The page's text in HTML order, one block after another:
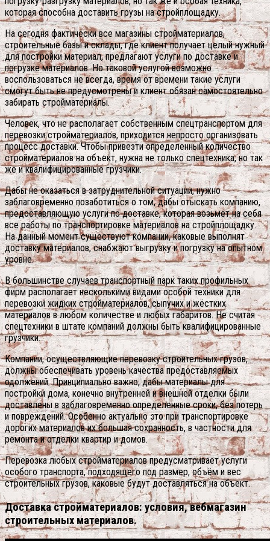
которая способна доставить грузы на стройплощадку.
На сегодня фактически все магазины стройматериалов,
строительные базы и склады, где клиент получает целый нужный
для постройки материал, предлагают услуги по доставке и
погрузке материалов. Но таковой услугой возможно
воспользоваться не всегда, время от времени такие услуги
смогут быть не предусмотрены и клиент обязан самостоятельно
забирать стройматериалы.
Человек, что не располагает собственным спецтранспортом для
перевозки стройматериалов, приходится непросто организовать
процесс доставки. Чтобы привезти определенный количество
стройматериалов на объект, нужна не только спецтехника, но так
же и квалифицированные грузчики.
Дабы не оказаться в затруднительной ситуации, нужно
заблаговременно позаботиться о том, дабы отыскать компанию,
предоставляющую услуги по доставке, которая возьмет на себя
все работы по транспортировке материалов на стройплощадку.
На данный момент существуют компании, каковые выполнят
доставку материалов, снабжают выгрузку и погрузку на опытном
уровне.
В большинстве случаев транспортный парк таких профильных
фирм располагает несколькими видами особой техники для
перевозки жидких стройматериалов, сыпучих и жёстких
материалов в любом количестве и любых габаритов. Не считая
спецтехники в штате компаний должны быть квалифицированные
грузчики.
Компании, осуществляющие перевозку строительных грузов,
должны обеспечивать уровень качества предоставляемых
одолжений. Принципиально важно, дабы материалы для
постройки дома, конечно внутренней и внешней отделки были
доставлены в заблаговременно определенные сроки, без потерь
и повреждений. Особенно актуально это при транспортировке
дорогих материалов их большая сохранность, в частности для
ремонта и отделки квартир и домов.
Перевозка любых стройматериалов предусматривает услуги
особого транспорта, подходящего под размер, объём и вес
строительных грузов, каковые будут доставляться на объект.
Доставка стройматериалов: условия, вебмагазин
строительных материалов.